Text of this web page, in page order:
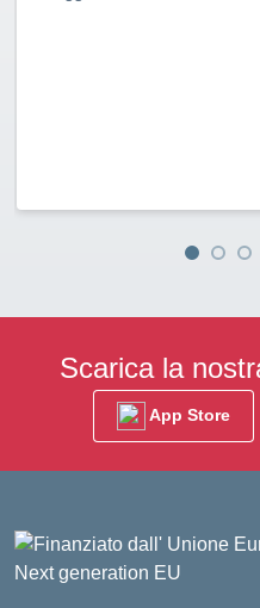
Scarica la
App Store